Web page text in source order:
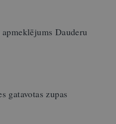
Dauderu
gatavotas zupas